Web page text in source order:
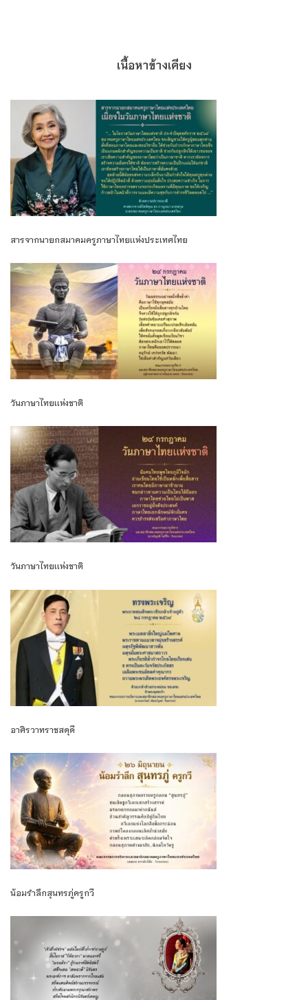
เนื้อหาข้างเคียง
สารจากนายกสมาคมครูภาษาไทยเเห่งประเทศไทย
วันภาษาไทยเเห่งชาติ
วันภาษาไทยเเห่งชาติ
อาศิรวาทราชสดุดี
น้อมรำลึกสุนทรภู่ครูกวี